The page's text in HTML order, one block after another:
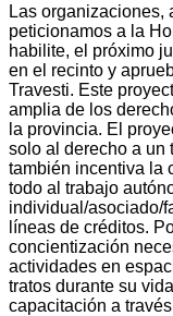
Las organizaciones,
peticionamos a la
habilite, el próximo
en el recinto y
Travesti. Este
amplia de los
la provincia. El
solo al derecho a un
también incentiva la
todo al trabajo
individual/asociado/
líneas de créditos.
concientización
actividades en
tratos durante su
capacitación a